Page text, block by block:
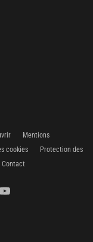
Mentions
cookies
Protection des
Contact